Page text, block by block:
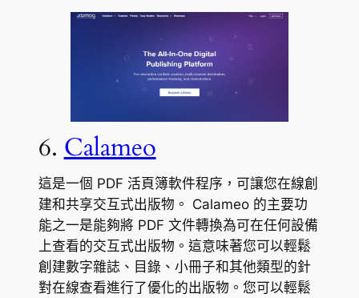
6. Calameo
這是一個 PDF 活頁簿軟件程序，可讓您在線創
建和共享交互式出版物。 Calameo 的主要功
能之一是能夠將 PDF 文件轉換為可在任何設備
上查看的交互式出版物。這意味著您可以輕鬆
創建數字雜誌、目錄、小冊子和其他類型的針
對在線查看進行了優化的出版物。您可以輕鬆